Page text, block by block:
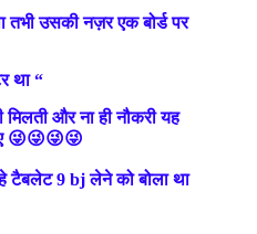
तभी उसकी नज़र एक बोर्ड पर
था “
मिलती और ना ही नौकरी यह
😜😜😜😜
टैबलेट 9 bj लेने को बोला था